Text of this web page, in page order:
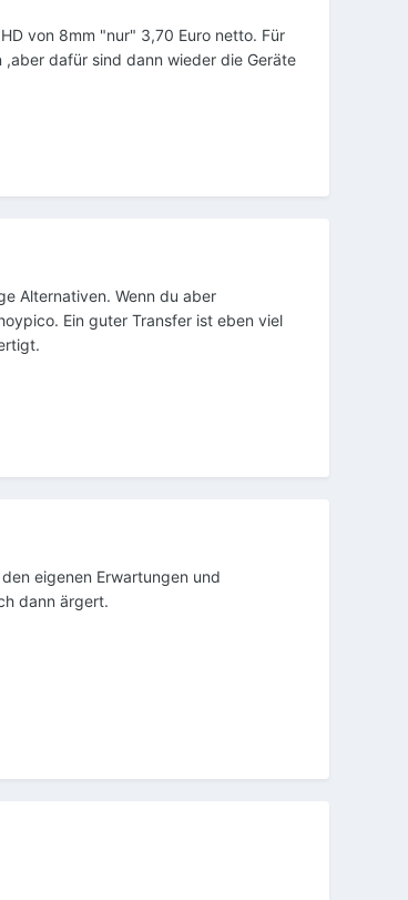
von 8mm "nur" 3,70 Euro netto. Für
,aber dafür sind dann wieder die Geräte
Alternativen. Wenn du aber
Ein guter Transfer ist eben viel
eigenen Erwartungen und
dann ärgert.